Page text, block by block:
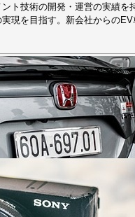
ト技術の開発・運営の実績を
現を目指す。新会社からの